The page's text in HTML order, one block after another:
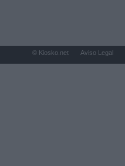
© Kiosko.net Aviso Legal